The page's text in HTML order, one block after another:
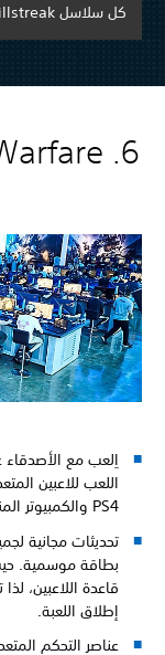
كل سلاسل Killstreak في Call of Duty: Modern Warfare
6. Modern Warfare توحِّد المجتمع
اللعب للاعبين
PS4 والكمبيوتر المنزلي وجهاز Xbox One
قاعدة اللاعبين،
إطلاق اللعبة.
عناصر التحكم